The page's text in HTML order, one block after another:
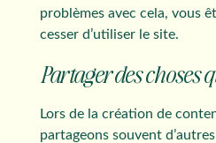
problèmes avec cela, vous
cesser d’utiliser le site.
Partager des choses
Lors de la création de
partageons souvent